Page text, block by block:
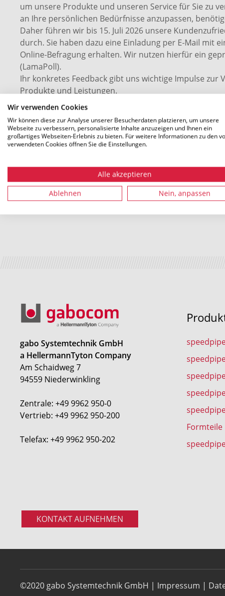
Wir verwenden Cookies
Wir können diese zur Analyse unserer Besucherdaten platzieren, um unsere
Webseite zu verbessern, personalisierte Inhalte anzuzeigen und Ihnen ein
großartiges Webseiten-Erlebnis zu bieten. Für weitere Informationen zu den
verwendeten Cookies öffnen Sie die Einstellungen.
Alle akzeptieren
Ablehnen Nein, anpassen
um unsere Produkte und unseren Service für Sie zu
an Ihre persönlichen Bedürfnisse anzupassen,
Daher führen wir bis 15. Juli 2026 unsere
durch. Sie haben dazu eine Einladung per E-Mail mit
Online-Befragung erhalten. Wir nutzen hierfür ein
(LamaPoll).
Ihr konkretes Feedback gibt uns wichtige Impulse zur
Produkte und Leistungen.
Die Auswertung Ihrer Angaben erfolgt vollständig
Wir freuen uns auf Ihr Feedback!
gerne zur Verfügung. Weitere Informationen zum
über unseren DatenschutzbeauftragtenRobert
Website.
gabo Systemtechnik GmbH
a HellermannTyton Company
Am Schaidweg 7
94559 Niederwinkling
Zentrale: +49 9962 950-0
Vertrieb: +49 9962 950-200
Telefax: +49 9962 950-202
Formteile
KONTAKT AUFNEHMEN
©2020 gabo Systemtechnik GmbH | Impressum |